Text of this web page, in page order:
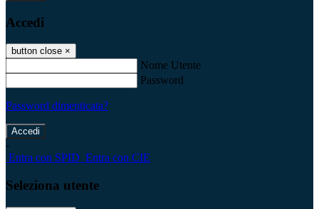
Accedi
button close ×
Nome Utente
Password
Password dimenticata?
-
Entra con SPID Entra con CIE
Seleziona utente